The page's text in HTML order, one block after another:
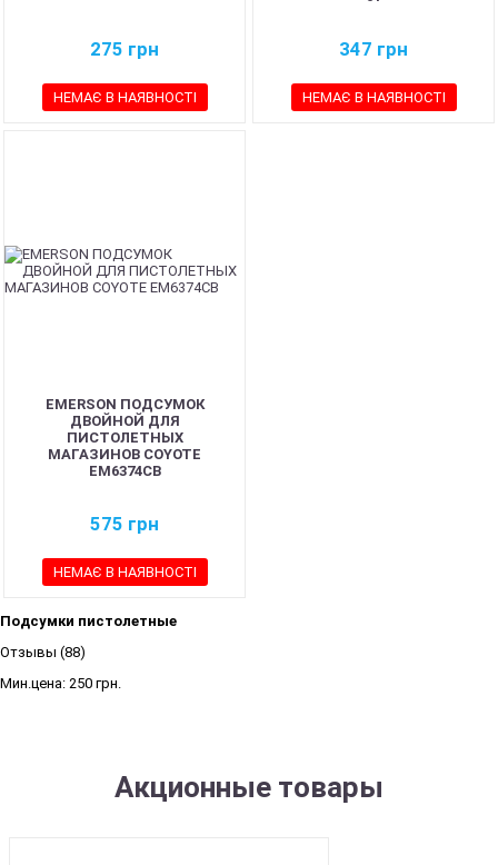
275 грн
НЕМАЄ В НАЯВНОСТІ
347 грн
НЕМАЄ В НАЯВНОСТІ
EMERSON ПОДСУМОК
ДВОЙНОЙ ДЛЯ
ПИСТОЛЕТНЫХ
МАГАЗИНОВ COYOTE
EM6374CB
575 грн
НЕМАЄ В НАЯВНОСТІ
Подсумки пистолетные
Отзывы (88)
Мин.цена: 250 грн.
Акционные товары